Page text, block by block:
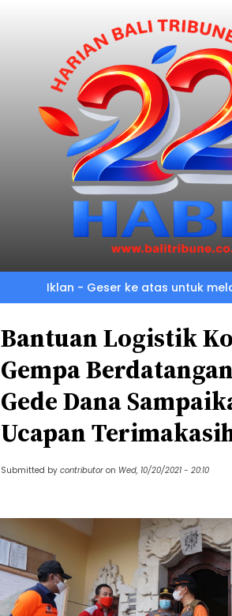
Iklan - Geser ke atas untuk
Bantuan Logistik
Gempa
Gede Dana
Ucapan
Submitted by contributor on Wed, 10/20/2021 - 20:10